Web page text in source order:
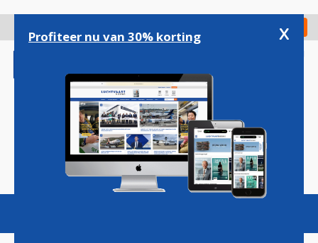
gaan
Check in
Magazine Podcasts Vacatures
Profiteer nu van 30% korting x